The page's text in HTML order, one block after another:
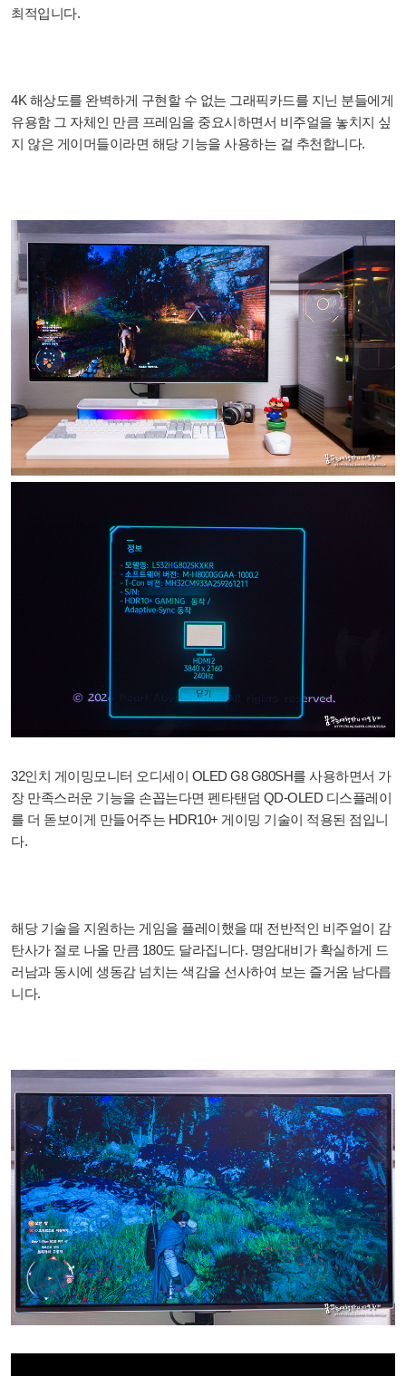
최적입니다.
4K 해상도를 완벽하게 구현할 수 없는 그래픽카드를 지닌 분들에게
유용함 그 자체인 만큼 프레임을 중요시하면서 비주얼을 놓치지 싶
지 않은 게이머들이라면 해당 기능을 사용하는 걸 추천합니다.
32인치 게이밍모니터 오디세이 OLED G8 G80SH를 사용하면서 가
장 만족스러운 기능을 손꼽는다면 펜타탠덤 QD-OLED 디스플레이
를 더 돋보이게 만들어주는 HDR10+ 게이밍 기술이 적용된 점입니
다.
해당 기술을 지원하는 게임을 플레이했을 때 전반적인 비주얼이 감
탄사가 절로 나올 만큼 180도 달라집니다. 명암대비가 확실하게 드
러남과 동시에 생동감 넘치는 색감을 선사하여 보는 즐거움 남다릅
니다.